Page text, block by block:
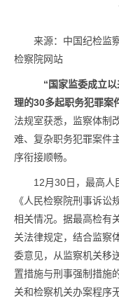
来源：中国纪检监
检察院网站
“国家监委成立以
理的30多起职务犯罪案
法规室获悉，监察体制
难、复杂职务犯罪案件
序衔接顺畅。
12月30日，最高人
《人民检察院刑事诉
相关情况。据最高检有
关法律规定，结合监察
委意见，从监察机关移
置措施与刑事强制措施
关和检察机关办案程序